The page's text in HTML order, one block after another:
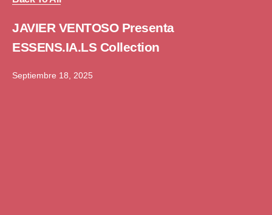
JAVIER VENTOSO Presenta
ESSENS.IA.LS Collection
Septiembre 18, 2025